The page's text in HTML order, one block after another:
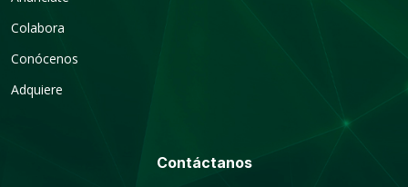
Colabora
Conócenos
Adquiere
Contáctanos